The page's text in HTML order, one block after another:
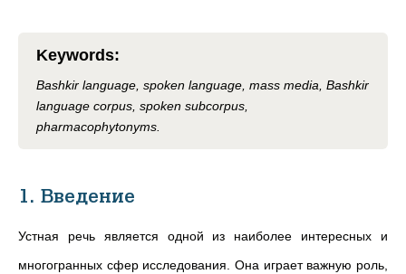
Keywords:
Bashkir language, spoken language, mass media, Bashkir
language corpus, spoken subcorpus,
pharmacophytonyms.
1. Введение
Устная речь является одной из наиболее интересных и
многогранных сфер исследования. Она играет важную роль,